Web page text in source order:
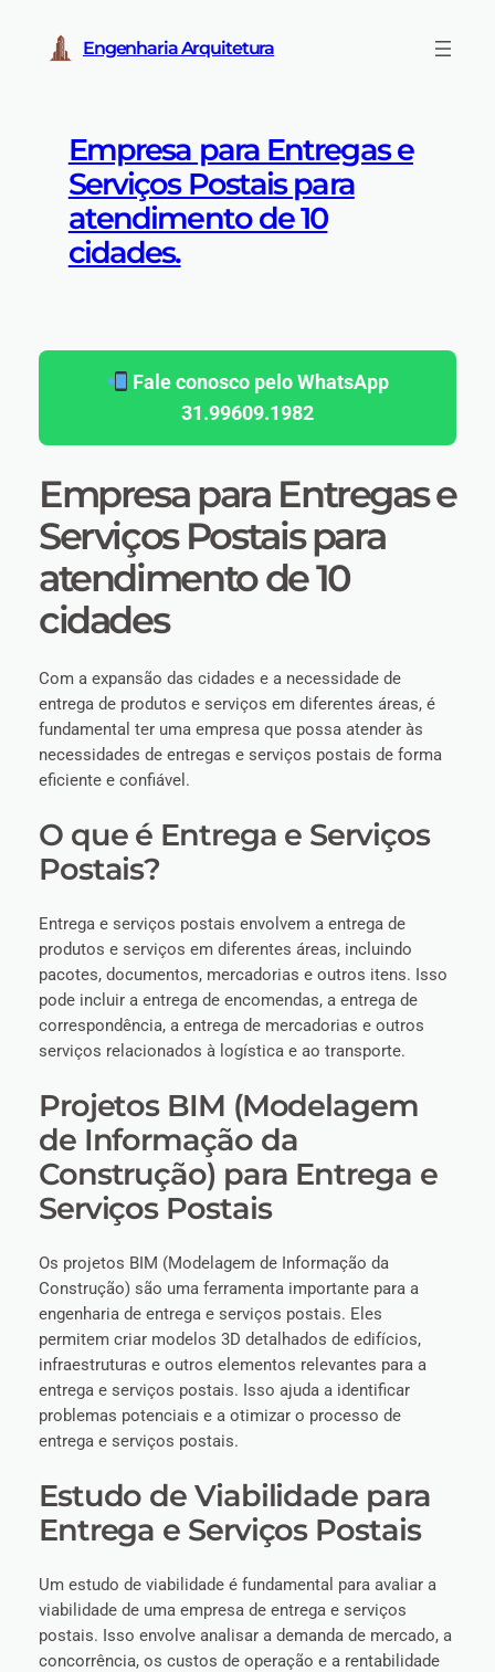
Engenharia Arquitetura
Empresa para Entregas e
Serviços Postais para
atendimento de 10
cidades.
Fale conosco pelo WhatsApp
31.99609.1982
Empresa para Entregas e
Serviços Postais para
atendimento de 10
cidades
Com a expansão das cidades e a necessidade de
entrega de produtos e serviços em diferentes áreas, é
fundamental ter uma empresa que possa atender às
necessidades de entregas e serviços postais de forma
eficiente e confiável.
O que é Entrega e Serviços
Postais?
Entrega e serviços postais envolvem a entrega de
produtos e serviços em diferentes áreas, incluindo
pacotes, documentos, mercadorias e outros itens. Isso
pode incluir a entrega de encomendas, a entrega de
correspondência, a entrega de mercadorias e outros
serviços relacionados à logística e ao transporte.
Projetos BIM (Modelagem
de Informação da
Construção) para Entrega e
Serviços Postais
Os projetos BIM (Modelagem de Informação da
Construção) são uma ferramenta importante para a
engenharia de entrega e serviços postais. Eles
permitem criar modelos 3D detalhados de edifícios,
infraestruturas e outros elementos relevantes para a
entrega e serviços postais. Isso ajuda a identificar
problemas potenciais e a otimizar o processo de
entrega e serviços postais.
Estudo de Viabilidade para
Entrega e Serviços Postais
Um estudo de viabilidade é fundamental para avaliar a
viabilidade de uma empresa de entrega e serviços
postais. Isso envolve analisar a demanda de mercado, a
concorrência, os custos de operação e a rentabilidade